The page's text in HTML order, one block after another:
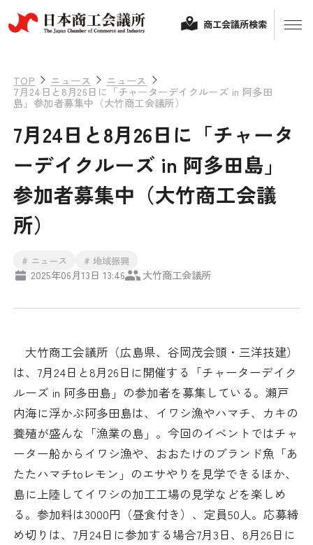
経営相談
ビジネス交流
海外ビジネス・貿易証明
情報提供・広報
その他サービス
会頭コメント
政策提言
調査・研究
組織概要
役員紹介
日商のあゆみ
委員会・専門委員会
青年部・女性会
商工会議所検索
TOP ニュース ニュース
7月24日と8月26日に「チャーターデイクルーズ in 阿多田
島」参加者募集中（大竹商工会議所）
7月24日と8月26日に「チャータ
ーデイクルーズ in 阿多田島」
参加者募集中（大竹商工会議
所）
# ニュース # 地域振興
2025年06月13日 13:46 大竹商工会議所
大竹商工会議所（広島県、谷岡茂会頭・三洋技建）
は、7月24日と8月26日に開催する「チャーターデイク
ルーズ in 阿多田島」の参加者を募集している。瀬戸
内海に浮かぶ阿多田島は、イワシ漁やハマチ、カキの
養殖が盛んな「漁業の島」。今回のイベントではチャ
ーター船からイワシ漁や、おおたけのブランド魚「あ
たたハマチtoレモン」のエサやりを見学できるほか、
島に上陸してイワシの加工工場の見学などを楽しめ
る。参加料は3000円（昼食付き）、定員50人。応募締
め切りは、7月24日に参加する場合7月3日、8月26日に